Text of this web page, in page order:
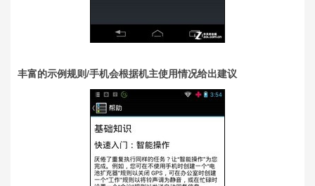
丰富的示例规则/手机会根据机主使用情况给出建议